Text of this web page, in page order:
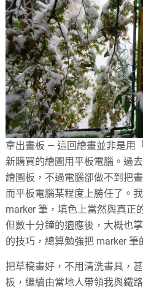
拿出畫板 — 這回繪畫並非是用
新購買的繪圖用平板電腦。過
繪圖板，不過電腦卻做不到把
而平板電腦某程度上勝任了。
marker 筆，填色上當然與真正
但數十分鐘的適應後，大概也
的技巧，總算勉強把 marker 筆
把草稿畫好，不用清洗畫具，
板，繼續由當地人帶領我與鐵